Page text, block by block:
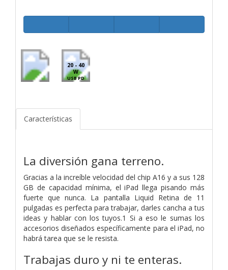
20 - 40
W
USB PD
Características
La diversión gana terreno.
Gracias a la increíble velocidad del chip A16 y a sus 128
GB de capacidad mínima, el iPad llega pisando más
fuerte que nunca. La pantalla Liquid Retina de 11
pulgadas es perfecta para trabajar, darles cancha a tus
ideas y hablar con los tuyos.1 Si a eso le sumas los
accesorios diseñados específicamente para el iPad, no
habrá tarea que se le resista.
Trabajas duro y ni te enteras.